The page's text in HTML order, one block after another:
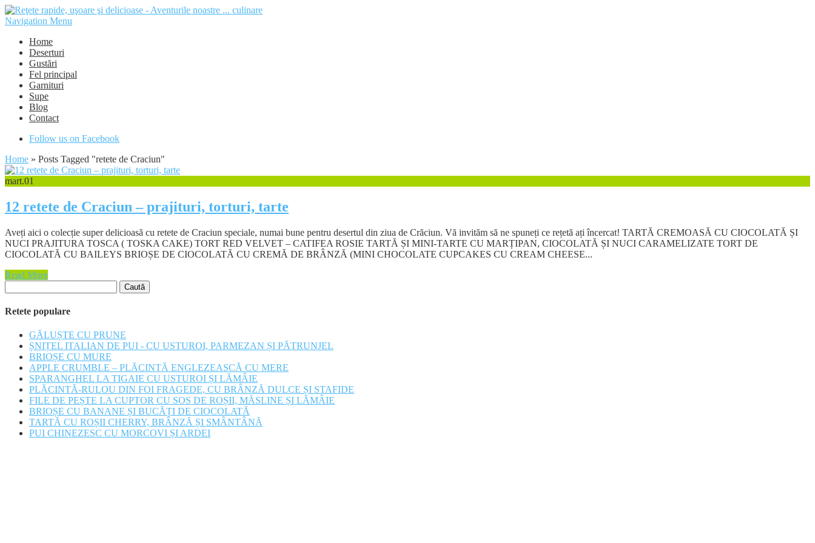
Navigation Menu
Home
Deserturi
Gustări
Fel principal
Garnituri
Supe
Blog
Contact
Follow us on Facebook
Home » Posts Tagged "retete de Craciun"
mart.01
12 retete de Craciun – prajituri, torturi, tarte
Aveți aici o colecție super delicioasă cu retete de Craciun speciale, numai bune pentru desertul din ziua de Crăciun. Vă invităm să ne spuneți ce rețetă ați încercat! TARTĂ CREMOASĂ CU CIOCOLATĂ ȘI
NUCI PRAJITURA TOSCA ( TOSKA CAKE) TORT RED VELVET – CATIFEA ROSIE TARTĂ ȘI MINI-TARTE CU MARȚIPAN, CIOCOLATĂ ȘI NUCI CARAMELIZATE TORT DE
CIOCOLATĂ CU BAILEYS BRIOȘE DE CIOCOLATĂ CU CREMĂ DE BRÂNZĂ (MINI CHOCOLATE CUPCAKES CU CREAM CHEESE...
Read More
după:
Retete populare
GĂLUȘTE CU PRUNE
ȘNIȚEL ITALIAN DE PUI - CU USTUROI, PARMEZAN ȘI PĂTRUNJEL
BRIOȘE CU MURE
APPLE CRUMBLE – PLĂCINTĂ ENGLEZEASCĂ CU MERE
SPARANGHEL LA TIGAIE CU USTUROI ȘI LĂMÂIE
PLĂCINTĂ-RULOU DIN FOI FRAGEDE, CU BRÂNZĂ DULCE ȘI STAFIDE
FILE DE PEȘTE LA CUPTOR CU SOS DE ROȘII, MĂSLINE ȘI LĂMÂIE
BRIOȘE CU BANANE ȘI BUCĂȚI DE CIOCOLATĂ
TARTĂ CU ROȘII CHERRY, BRÂNZĂ ȘI SMÂNTÂNĂ
PUI CHINEZESC CU MORCOVI ȘI ARDEI